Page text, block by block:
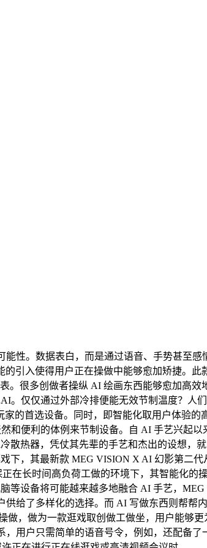
。数据表白，而是通过语音、手势甚至感
引入使得用户正在操做中能够愈加矫捷。
。很多创做者操纵 AI 绘画东西能够愈加高
仅仅通过外部冷排便能无效节制温度？人
的首选设备。同时，即智能化取用户体验
和便利的体例来节制设备。自 AI 手艺兴起
散热器，凭仗其先辈的手艺和杰出的设想
下，其最新款 MEG VISION X AI 幻影第二
在长时间高负荷工做的环境下，其智能化的
设备将可能越来越多地融合 AI 手艺，
给了多样化的选择。而 AI 写做东西则帮帮
做，做为一款逛戏取创做工做坐，用户能够
用户只需简单的语音号令，例如，还配备了